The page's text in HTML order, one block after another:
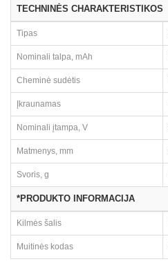
TECHNINĖS CHARAKTERISTIKOS
Tipas
Nominali talpa, mAh
Cheminė sudėtis
Įkraunamas
Nominali įtampa, V
Matmenys, mm
Svoris, g
*PRODUKTO INFORMACIJA
Kilmės šalis
Muitinės kodas